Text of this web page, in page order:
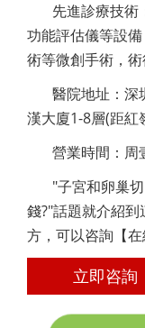
先進診療技術
功能評估儀等設
術等微創手術，術
醫院地址：深
漢大廈1-8層(距紅
營業時間：周
"子宮和卵巢
錢?"話題就介紹
方，可以咨詢【在
立即咨詢